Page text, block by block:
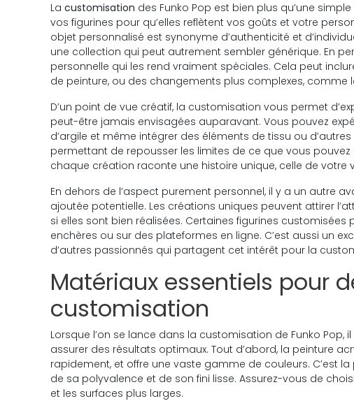
La customisation des Funko Pop est bien plus qu’une
vos figurines pour qu’elles reflètent vos goûts et votre
objet personnalisé est synonyme d’authenticité et
une collection qui peut autrement sembler générique. En
personnelle qui les rend vraiment spéciales. Cela peut
de peinture, ou des changements plus complexes, comme
D’un point de vue créatif, la customisation vous permet
peut-être jamais envisagées auparavant. Vous pouvez
d’argile et même intégrer des éléments de tissu ou
permettant de repousser les limites de ce que vous
chaque création raconte une histoire unique, celle de votre
En dehors de l’aspect purement personnel, il y a un autre
ajoutée potentielle. Les créations uniques peuvent attirer
si elles sont bien réalisées. Certaines figurines
enchères ou sur des plateformes en ligne. C’est aussi un
d’autres passionnés qui partagent cet intérêt pour la
Matériaux essentiels pour
customisation
Lorsque l’on se lance dans la customisation de Funko Pop,
assurer des résultats optimaux. Tout d’abord, la peinture
rapidement, et offre une vaste gamme de couleurs. C’est
de sa polyvalence et de son fini lisse. Assurez-vous de
et les surfaces plus larges.